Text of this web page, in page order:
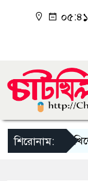
শিরোনাম:চাটখিলে